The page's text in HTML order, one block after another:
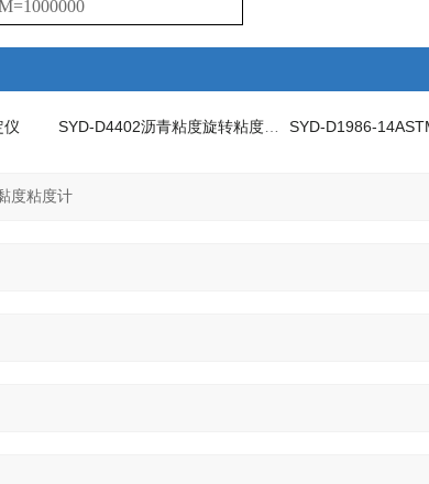
仪